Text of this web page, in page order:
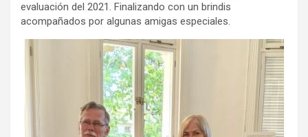
evaluación del 2021. Finalizando con un brindis
acompañados por algunas amigas especiales.